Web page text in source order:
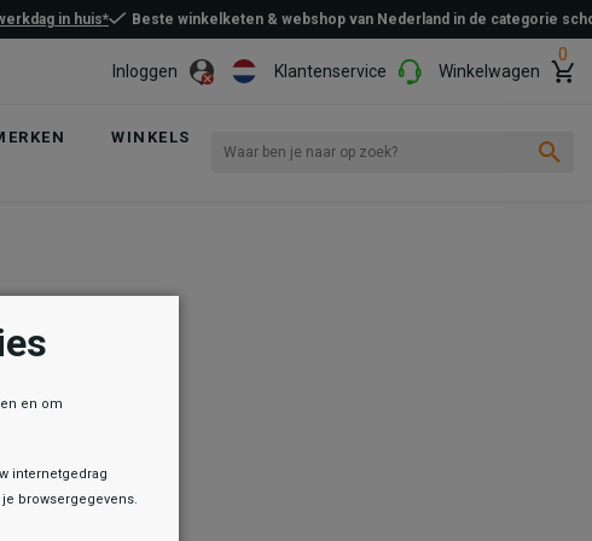
Inloggen Klantenservice
0
Winkelwagen
WINKELS
in huis* Beste winkelketen & webshop van Nederland in de categorie
en om
internetgedrag
browsergegevens.